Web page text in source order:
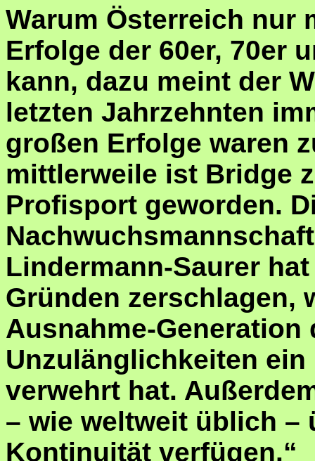
Warum Österreich nur
Erfolge der 60er, 70er
kann, dazu meint der
letzten Jahrzehnten
großen Erfolge waren
mittlerweile ist Bridge
Profisport geworden.
Lindermann-Saurer
Gründen zerschlagen,
Ausnahme-
Unzulänglichkeiten
verwehrt hat.
– wie weltweit üblich –
Kontinuität verfügen.“